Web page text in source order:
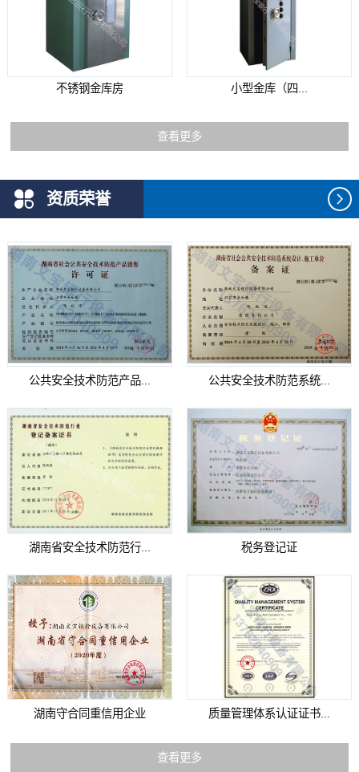
不锈钢金库房 小型金库（四...
查看更多
资质荣誉
公共安全技术防范产品... 公共安全技术防范系统...
湖南省安全技术防范行... 税务登记证
湖南守合同重信用企业 质量管理体系认证证书...
查看更多